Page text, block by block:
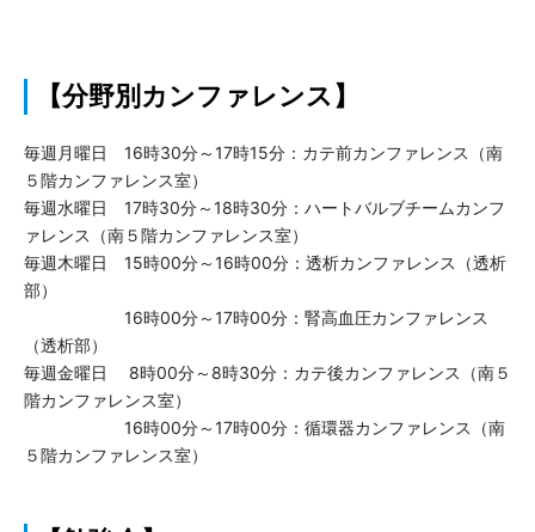
【分野別カンファレンス】
毎週月曜日 16時30分～17時15分：カテ前カンファレンス（南
５階カンファレンス室）
毎週水曜日 17時30分～18時30分：ハートバルブチームカンフ
ァレンス（南５階カンファレンス室）
毎週木曜日 15時00分～16時00分：透析カンファレンス（透析
部）
16時00分～17時00分：腎高血圧カンファレンス
（透析部）
毎週金曜日 8時00分～8時30分：カテ後カンファレンス（南５
階カンファレンス室）
16時00分～17時00分：循環器カンファレンス（南
５階カンファレンス室）